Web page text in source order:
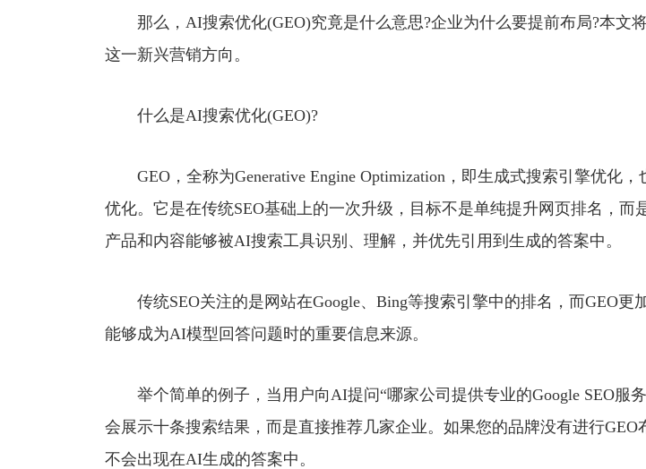
那么，AI搜索优化(GEO)究竟是什么意思?企业为什么要提前布局?本文
这一新兴营销方向。
什么是AI搜索优化(GEO)?
GEO，全称为Generative Engine Optimization，即生成式搜索引擎优化，
优化。它是在传统SEO基础上的一次升级，目标不是单纯提升网页排名，而
产品和内容能够被AI搜索工具识别、理解，并优先引用到生成的答案中。
传统SEO关注的是网站在Google、Bing等搜索引擎中的排名，而GEO更
能够成为AI模型回答问题时的重要信息来源。
举个简单的例子，当用户向AI提问“哪家公司提供专业的Google SEO服
会展示十条搜索结果，而是直接推荐几家企业。如果您的品牌没有进行GEO
不会出现在AI生成的答案中。